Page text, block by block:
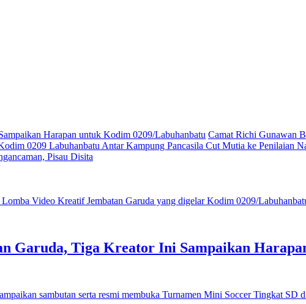
Harapan untuk Kodim 0209/Labuhanbatu Camat Richi Gunawan
0209 Labuhanbatu Antar Kampung Pancasila Cut Mutia ke Penilaian
Pisau Disita
Garuda, Tiga Kreator Ini Sampaikan